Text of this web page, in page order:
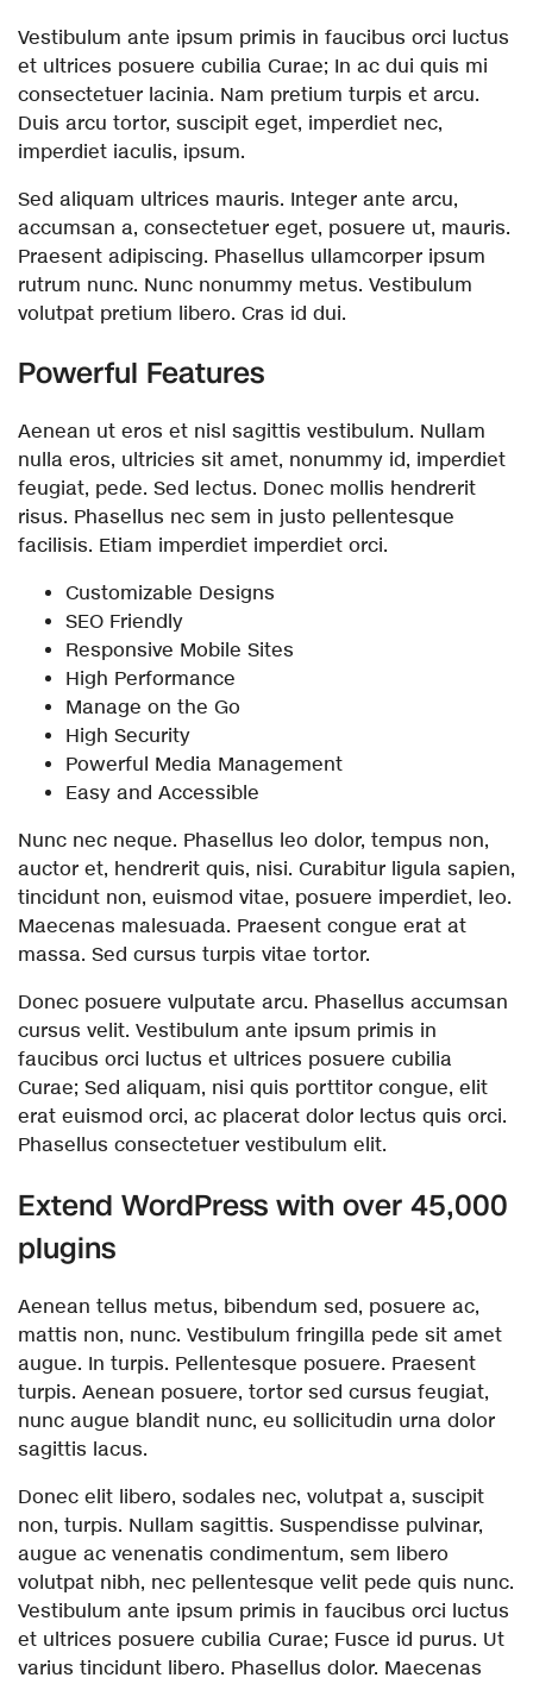
Vestibulum ante ipsum primis in faucibus orci luctus
et ultrices posuere cubilia Curae; In ac dui quis mi
consectetuer lacinia. Nam pretium turpis et arcu.
Duis arcu tortor, suscipit eget, imperdiet nec,
imperdiet iaculis, ipsum.
Sed aliquam ultrices mauris. Integer ante arcu,
accumsan a, consectetuer eget, posuere ut, mauris.
Praesent adipiscing. Phasellus ullamcorper ipsum
rutrum nunc. Nunc nonummy metus. Vestibulum
volutpat pretium libero. Cras id dui.
Powerful Features
Aenean ut eros et nisl sagittis vestibulum. Nullam
nulla eros, ultricies sit amet, nonummy id, imperdiet
feugiat, pede. Sed lectus. Donec mollis hendrerit
risus. Phasellus nec sem in justo pellentesque
facilisis. Etiam imperdiet imperdiet orci.
Customizable Designs
SEO Friendly
Responsive Mobile Sites
High Performance
Manage on the Go
High Security
Powerful Media Management
Easy and Accessible
Nunc nec neque. Phasellus leo dolor, tempus non,
auctor et, hendrerit quis, nisi. Curabitur ligula sapien,
tincidunt non, euismod vitae, posuere imperdiet, leo.
Maecenas malesuada. Praesent congue erat at
massa. Sed cursus turpis vitae tortor.
Donec posuere vulputate arcu. Phasellus accumsan
cursus velit. Vestibulum ante ipsum primis in
faucibus orci luctus et ultrices posuere cubilia
Curae; Sed aliquam, nisi quis porttitor congue, elit
erat euismod orci, ac placerat dolor lectus quis orci.
Phasellus consectetuer vestibulum elit.
Extend WordPress with over 45,000
plugins
Aenean tellus metus, bibendum sed, posuere ac,
mattis non, nunc. Vestibulum fringilla pede sit amet
augue. In turpis. Pellentesque posuere. Praesent
turpis. Aenean posuere, tortor sed cursus feugiat,
nunc augue blandit nunc, eu sollicitudin urna dolor
sagittis lacus.
Donec elit libero, sodales nec, volutpat a, suscipit
non, turpis. Nullam sagittis. Suspendisse pulvinar,
augue ac venenatis condimentum, sem libero
volutpat nibh, nec pellentesque velit pede quis nunc.
Vestibulum ante ipsum primis in faucibus orci luctus
et ultrices posuere cubilia Curae; Fusce id purus. Ut
varius tincidunt libero. Phasellus dolor. Maecenas